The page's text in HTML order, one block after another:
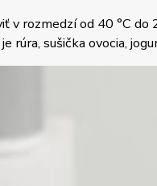
v rozmedzí od 40 °C
rúra, sušička ovocia,